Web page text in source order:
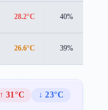
28.2°C 40%
26.6°C 39%
↑ 31°C
↓ 23°C